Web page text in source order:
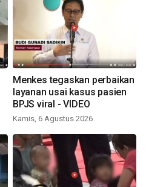
Menkes tegaskan perbaikan
layanan usai kasus pasien
BPJS viral - VIDEO
Kamis, 6 Agustus 2026